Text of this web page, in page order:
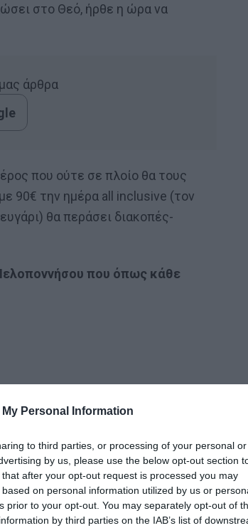
Personal Information
to third parties, or processing of your personal or
by us, please use the below opt-out section
after your opt-out request is processed you may
on personal information utilized by us or
prior to your opt-out. You may separately opt-out of
by third parties on the IAB’s list of
στο Θεό, ήρθε η ώρα να
άρθρα
που ούτε σε πλοίο θα τους
90€ την ημέρα all inclusive (τον
θα περάσει διακοπές-
που όπως κάθε